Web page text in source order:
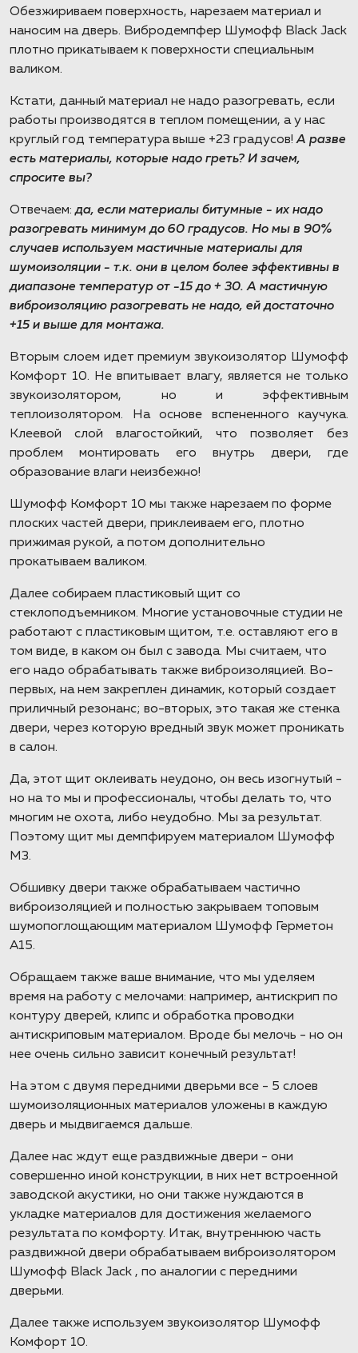
Обезжириваем поверхность, нарезаем материал и
наносим на дверь. Вибродемпфер Шумофф Black Jack
плотно прикатываем к поверхности специальным
валиком.
Кстати, данный материал не надо разогревать, если
работы производятся в теплом помещении, а у нас
круглый год температура выше +23 градусов!А разве
есть материалы, которые надо греть? И зачем,
спросите вы?
Отвечаем:да, если материалы битумные - их надо
разогревать минимум до 60 градусов. Но мы в 90%
случаев используем мастичные материалы для
шумоизоляции - т.к. они в целом более эффективны в
диапазоне температур от -15 до + 30. А мастичную
виброизоляцию разогревать не надо, ей достаточно
+15 и выше для монтажа.
Вторым слоем идет премиум звукоизолятор Шумофф
Комфорт 10. Не впитывает влагу, является не только
звукоизолятором, но и эффективным
теплоизолятором. На основе вспененного каучука.
Клеевой слой влагостойкий, что позволяет без
проблем монтировать его внутрь двери, где
образование влаги неизбежно!
Шумофф Комфорт 10 мы также нарезаем по форме
плоских частей двери, приклеиваем его, плотно
прижимая рукой, а потом дополнительно
прокатываем валиком.
Далее собираем пластиковый щит со
стеклоподъемником. Многие установочные студии не
работают с пластиковым щитом, т.е. оставляют его в
том виде, в каком он был с завода. Мы считаем, что
его надо обрабатывать также виброизоляцией. Во-
первых, на нем закреплен динамик, который создает
приличный резонанс; во-вторых, это такая же стенка
двери, через которую вредный звук может проникать
в салон.
Да, этот щит оклеивать неудоно, он весь изогнутый -
но на то мы и профессионалы, чтобы делать то, что
многим не охота, либо неудобно. Мы за результат.
Поэтому щит мы демпфируем материалом Шумофф
М3.
Обшивку двери также обрабатываем частично
виброизоляцией и полностью закрываем топовым
шумопоглощающим материалом Шумофф Герметон
А15.
Обращаем также ваше внимание, что мы уделяем
время на работу с мелочами: например, антискрип по
контуру дверей, клипс и обработка проводки
антискриповым материалом. Вроде бы мелочь - но он
нее очень сильно зависит конечный результат!
На этом с двумя передними дверьми все - 5 слоев
шумоизоляционных материалов уложены в каждую
дверь и мыдвигаемся дальше.
Далее нас ждут еще раздвижные двери - они
совершенно иной конструкции, в них нет встроенной
заводской акустики, но они также нуждаются в
укладке материалов для достижения желаемого
результата по комфорту. Итак, внутреннюю часть
раздвижной двери обрабатываем виброизолятором
Шумофф Black Jack , по аналогии с передними
дверьми.
Далее также используем звукоизолятор Шумофф
Комфорт 10.